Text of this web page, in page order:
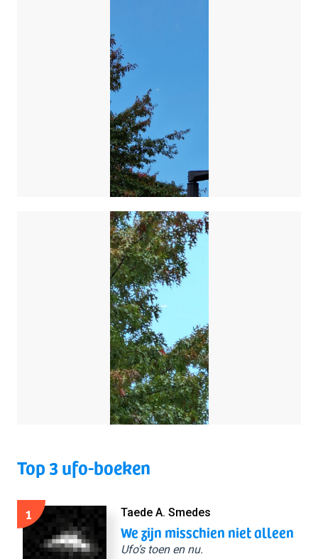
Top 3 ufo-boeken
1 Taede A. Smedes
We zijn misschien niet alleen
Ufo’s toen en nu.